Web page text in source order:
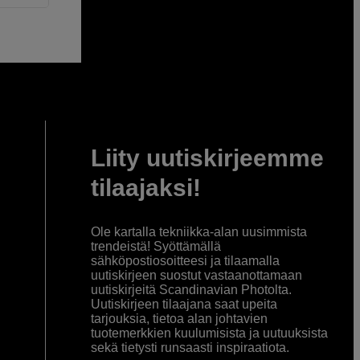
Liity uutiskirjeemme
tilaajaksi!
Ole kartalla tekniikka-alan uusimmista
trendeistä! Syöttämällä
sähköpostiosoitteesi ja tilaamalla
uutiskirjeen suostut vastaanottamaan
uutiskirjeitä Scandinavian Photolta.
Uutiskirjeen tilaajana saat upeita
tarjouksia, tietoa alan johtavien
tuotemerkkien kuulumisista ja uutuuksista
sekä tietysti runsaasti inspiraatiota.